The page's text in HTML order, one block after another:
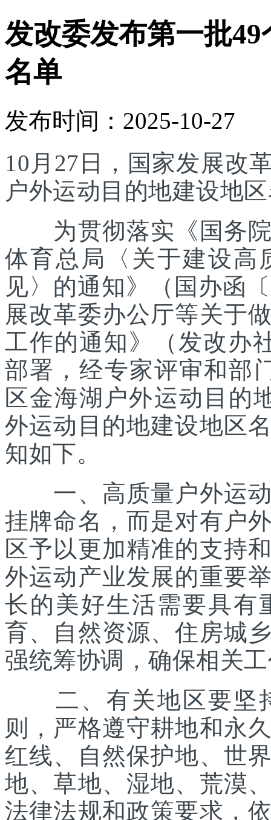
发改委发布第一批
名单
发布时间：2025-10-27
10月27日，国家发展改
户外运动目的地建设地
为贯彻落实《国务院
体育总局〈关于建设高
见〉的通知》（国办函
展改革委办公厅等关于
工作的通知》（发改办
部署，经专家评审和部
区金海湖户外运动目的
外运动目的地建设地区
知如下。
一、高质量户外运动
挂牌命名，而是对有户
区予以更加精准的支持
外运动产业发展的重要
长的美好生活需要具有
育、自然资源、住房城
强统筹协调，确保相关
二、有关地区要坚
则，严格遵守耕地和永
红线、自然保护地、世
地、草地、湿地、荒漠
法律法规和政策要求，